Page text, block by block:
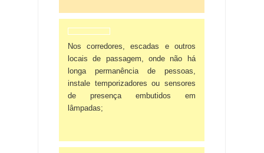
Nos corredores, escadas e outros
locais de passagem, onde não há
longa permanência de pessoas,
instale temporizadores ou sensores
de presença embutidos em
lâmpadas;